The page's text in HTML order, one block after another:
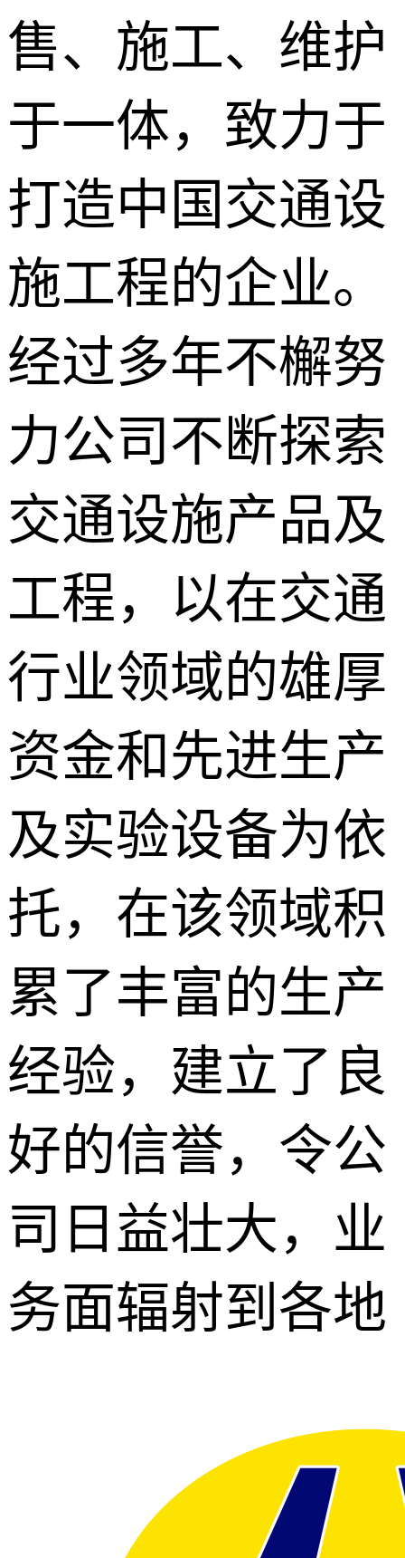
售、施工、维护
于一体，致力于
打造中国交通设
施工程的企业。
经过多年不檞努
力公司不断探索
交通设施产品及
工程，以在交通
行业领域的雄厚
资金和先进生产
及实验设备为依
托，在该领域积
累了丰富的生产
经验，建立了良
好的信誉，令公
司日益壮大，业
务面辐射到各地